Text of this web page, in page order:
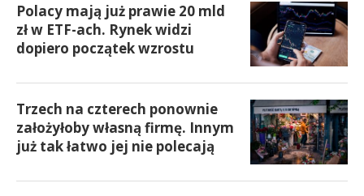
Polacy mają już prawie 20 mld
zł w ETF-ach. Rynek widzi
dopiero początek wzrostu
Trzech na czterech ponownie
założyłoby własną firmę. Innym
już tak łatwo jej nie polecają